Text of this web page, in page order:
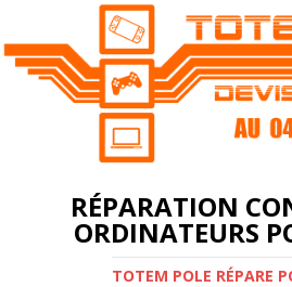
RÉPARATION
ORDINATEURS
TOTEM POLE RÉPARE